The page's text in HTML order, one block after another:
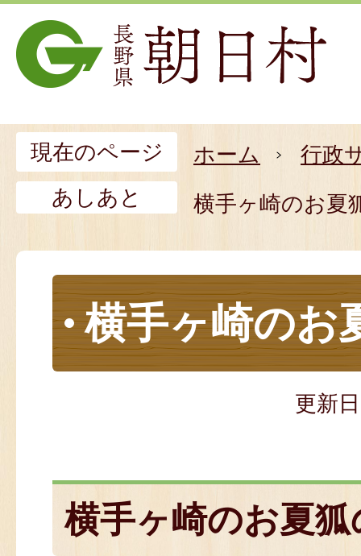
現在のページ ホーム
行政
あしあと
横手ヶ崎のお夏
横手ヶ崎のお
更新
横手ヶ崎のお夏狐